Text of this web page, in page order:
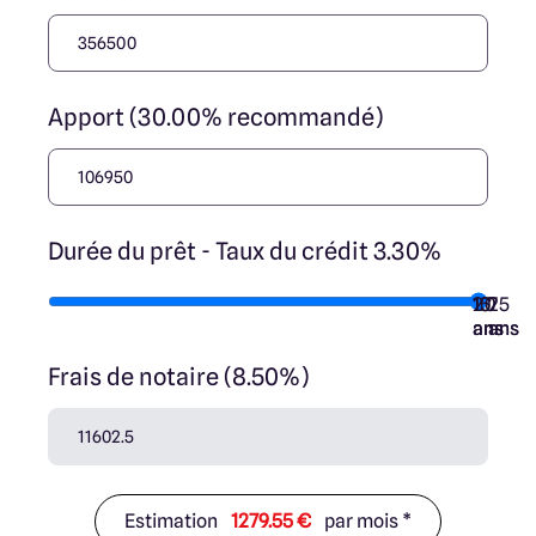
Apport (30.00% recommandé)
Durée du prêt - Taux du crédit 3.30%
7
ans
10
ans
15
ans
20
ans
25
ans
Frais de notaire (8.50%)
Estimation 1279.55 € par mois *